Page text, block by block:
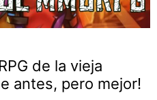
de la vieja
antes, pero mejor!